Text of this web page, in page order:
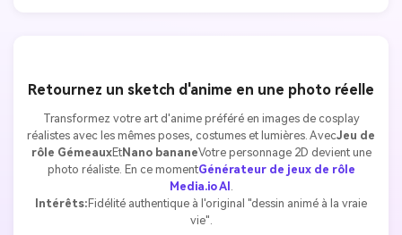
Retournez un sketch d'anime en une photo réelle
Transformez votre art d'anime préféré en images de cosplay
réalistes avec les mêmes poses, costumes et lumières. AvecJeu de
rôle GémeauxEtNano bananeVotre personnage 2D devient une
photo réaliste. En ce momentGénérateur de jeux de rôle
Media.io AI
Intérêts:Fidélité authentique à l'original "dessin animé à la vraie
vie".